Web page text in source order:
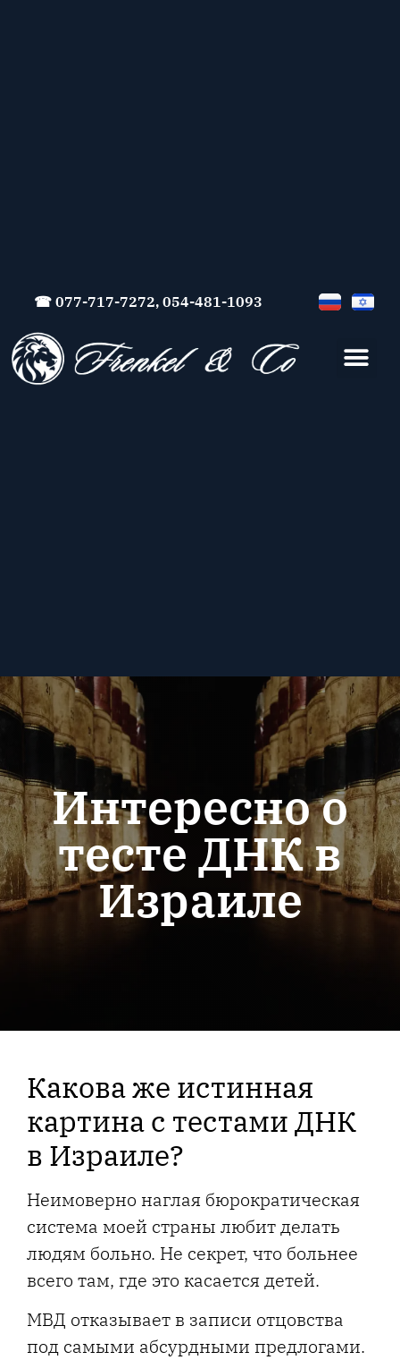
☎ 077-717-7272, 054-481-1093
Интересно о
тесте ДНК в
Израиле
Какова же истинная
картина с тестами ДНК
в Израиле?
Неимоверно наглая бюрократическая
система моей страны любит делать
людям больно. Не секрет, что больнее
всего там, где это касается детей.
МВД отказывает в записи отцовства
под самыми абсурдными предлогами.